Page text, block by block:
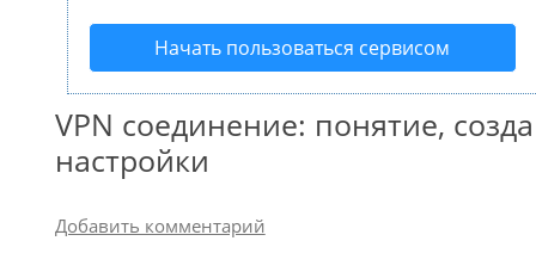
Начать пользоваться сервисом
VPN соединение: понятие,
настройки
Добавить комментарий